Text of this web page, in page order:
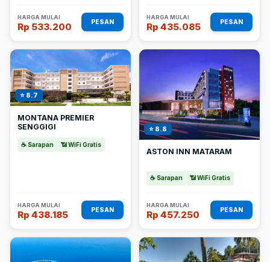
HARGA MULAI
Rp 533.200 PESAN
HARGA MULAI
Rp 435.085 PESAN
⭐ 8.7
MONTANA PREMIER
SENGGIGI
☕ Sarapan 📶 WiFi Gratis
HARGA MULAI
Rp 438.185 PESAN
⭐ 8.8
ASTON INN MATARAM
☕ Sarapan 📶 WiFi Gratis
HARGA MULAI
Rp 457.250 PESAN